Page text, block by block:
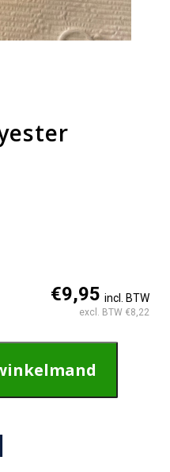
€9,95 incl. BTW
excl. BTW €8,22